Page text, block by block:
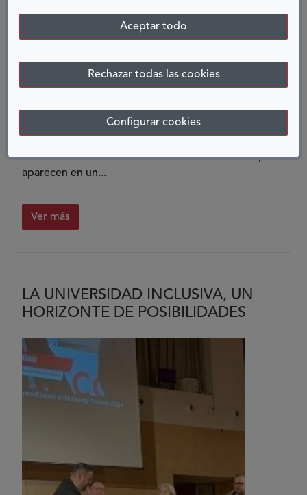
Aceptar todo
Rechazar todas las cookies
Configurar cookies
17 NOVIEMBRE, 2023
En un aula iluminada por el sol en Chervonohrad, en
el oeste de Ucrania, Bohdan, de siete años, trabaja
duro, contando con confianza las bolas verdes que
aparecen en un...
Ver más
LA UNIVERSIDAD INCLUSIVA, UN
HORIZONTE DE POSIBILIDADES